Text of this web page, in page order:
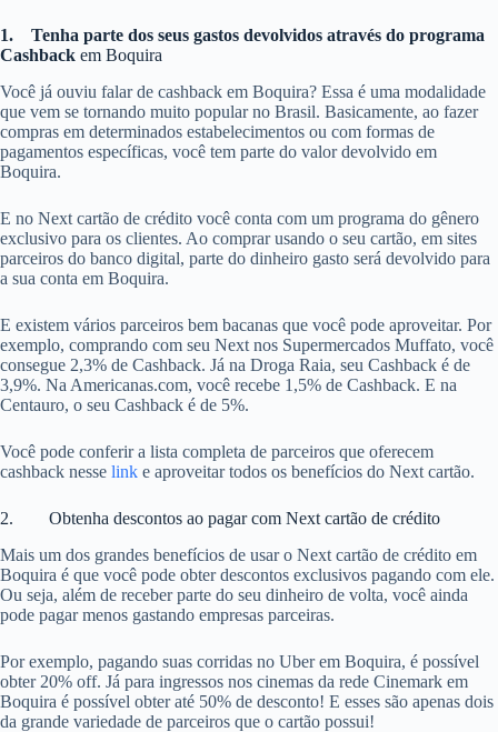
1.
Tenha parte dos seus gastos devolvidos através do programa
Cashback em Boquira
Você já ouviu falar de cashback em Boquira? Essa é uma modalidade
que vem se tornando muito popular no Brasil. Basicamente, ao fazer
compras em determinados estabelecimentos ou com formas de
pagamentos específicas, você tem parte do valor devolvido em
Boquira.
E no Next cartão de crédito você conta com um programa do gênero
exclusivo para os clientes. Ao comprar usando o seu cartão, em sites
parceiros do banco digital, parte do dinheiro gasto será devolvido para
a sua conta em Boquira.
E existem vários parceiros bem bacanas que você pode aproveitar. Por
exemplo, comprando com seu Next nos Supermercados Muffato, você
consegue 2,3% de Cashback. Já na Droga Raia, seu Cashback é de
3,9%. Na Americanas.com, você recebe 1,5% de Cashback. E na
Centauro, o seu Cashback é de 5%.
Você pode conferir a lista completa de parceiros que oferecem
cashback nesse link e aproveitar todos os benefícios do Next cartão.
2. Obtenha descontos ao pagar com Next cartão de crédito
Mais um dos grandes benefícios de usar o Next cartão de crédito em
Boquira é que você pode obter descontos exclusivos pagando com ele.
Ou seja, além de receber parte do seu dinheiro de volta, você ainda
pode pagar menos gastando empresas parceiras.
Por exemplo, pagando suas corridas no Uber em Boquira, é possível
obter 20% off. Já para ingressos nos cinemas da rede Cinemark em
Boquira é possível obter até 50% de desconto! E esses são apenas dois
da grande variedade de parceiros que o cartão possui!